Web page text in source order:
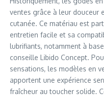
ventes grâce à leur douceur
cutanée. Ce matériau est
entretien facile et sa
lubrifiants, notamment à
conseille Libido Concept.
sensations, les modèles en
apportent une expérience
fraîcheur au toucher solide.